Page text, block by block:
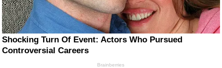
Shocking Turn Of Event: Actors Who Pursued
Controversial Careers
Brainberries